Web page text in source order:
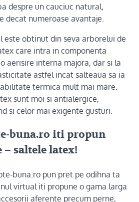
despre un cauciuc natural,
decat numeroase avantaje.
este obtinut din seva arborelui de
care intra in componenta
aerisire interna majora, dar si la
astfel incat salteaua sa ia
termica mult mai mare.
sunt moi si antialergice,
si celor mai exigente gusturi.
buna.ro iti propun
– saltele latex!
buna.ro pun pret pe odihna ta
virtual iti propune o gama larga
aferente precum perne,